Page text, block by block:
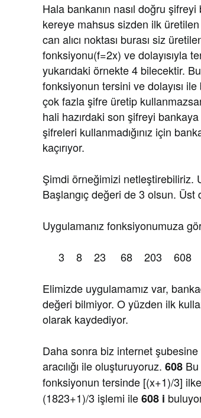
Hala bankanın nasıl doğru
kereye mahsus sizden ilk
can alıcı noktası burası siz
fonksiyonu(f=2x) ve dolayısıyla
yukarıdaki örnekte 4 bilecektir.
fonksiyonun tersini ve dolayısı
çok fazla şifre üretip
hali hazırdaki son şifreyi
şifreleri kullanmadığınız için
kaçırıyor.
Şimdi örneğimizi netleştirebiliriz.
Başlangıç değeri de 3 olsun.
Uygulamanız fonksiyonumuza
3 8 23 68 203 608
Elimizde uygulamamız var,
değeri bilmiyor. O yüzden ilk
olarak kaydediyor.
Daha sonra biz internet şubesine
aracılığı ile oluşturuyoruz. 608
fonksiyonun tersinde [(x+1)/3]
(1823+1)/3 işlemi ile608 i